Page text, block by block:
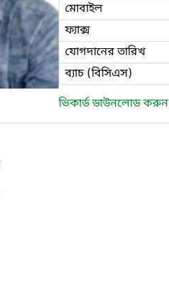
মোবাইল
ফ্যাক্স
যোগদানের তারিখ
ব্যাচ (বিসিএস)
ভিকার্ড ডাউনলোড করুন